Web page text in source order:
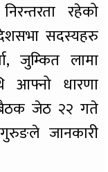
रहेको
सदस्यहरु
जुम्कित लामा
आफ्नो धारणा
बैठक जेठ २२ गते
जानकारी